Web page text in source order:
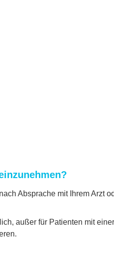
Absprache mit Ihrem Arzt
außer für Patienten mit